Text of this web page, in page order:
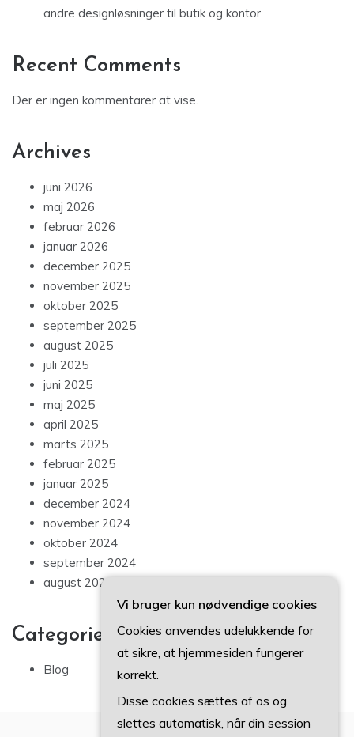
andre designløsninger til butik og kontor
Recent Comments
Der er ingen kommentarer at vise.
Archives
juni 2026
maj 2026
februar 2026
januar 2026
december 2025
november 2025
oktober 2025
september 2025
august 2025
juli 2025
juni 2025
maj 2025
april 2025
marts 2025
februar 2025
januar 2025
december 2024
november 2024
oktober 2024
september 2024
august 2024
Categories
Blog
Vi bruger kun nødvendige cookies
Cookies anvendes udelukkende for
at sikre, at hjemmesiden fungerer
korrekt.
Disse cookies sættes af os og
slettes automatisk, når din session